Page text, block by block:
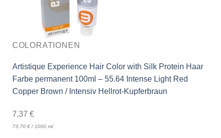
COLORATIONEN
Artistique Experience Hair Color with Silk Protein Haar
Farbe permanent 100ml – 55.64 Intense Light Red
Copper Brown / Intensiv Hellrot-Kupferbraun
7,37 €
73,70 €/ 1000 ml